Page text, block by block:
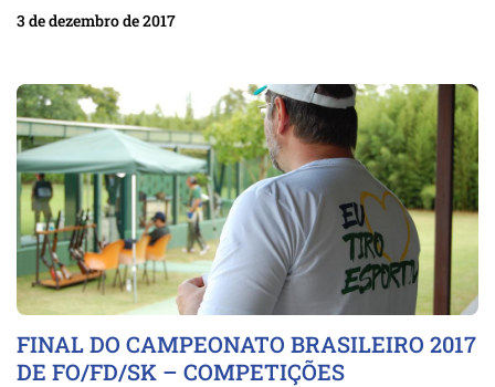
3 de dezembro de 2017
FINAL DO CAMPEONATO BRASILEIRO 2017
DE FO/FD/SK – COMPETIÇÕES